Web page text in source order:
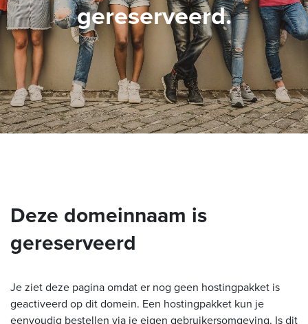
gereserveerd.
Deze domeinnaam is
gereserveerd
Je ziet deze pagina omdat er nog geen hostingpakket is
geactiveerd op dit domein. Een hostingpakket kun je
eenvoudig bestellen via je eigen gebruikersomgeving. Is dit